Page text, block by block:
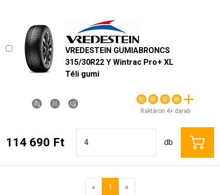
VREDESTEIN GUMIABRONCS
315/30R22 Y Wintrac Pro+ XL
Téli gumi
Raktáron 4+ darab
114 690 Ft db
« 1 »